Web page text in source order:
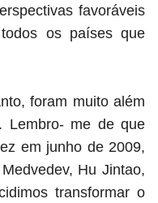
favoráveis
os países que
foram muito além
Lembro- me de que
em junho de 2009,
Hu Jintao,
transformar o